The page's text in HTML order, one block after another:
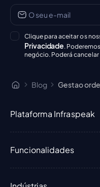
Clique para aceitar os
Privacidade.
negócio. Poderá
Blog Gestao
Plataforma Infraspeak
Funcionalidades